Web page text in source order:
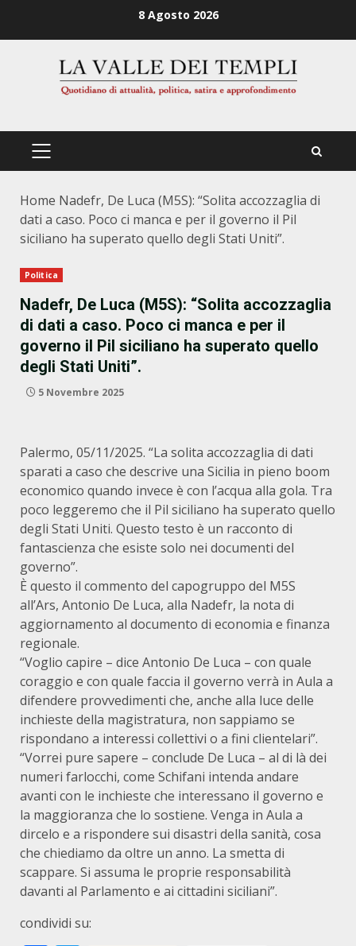
8 Agosto 2026
PRIMÄRES
Home Nadefr, De Luca (M5S): “Solita accozzaglia di
dati a caso. Poco ci manca e per il governo il Pil
siciliano ha superato quello degli Stati Uniti”.
Politica
Nadefr, De Luca (M5S): “Solita accozzaglia
di dati a caso. Poco ci manca e per il
governo il Pil siciliano ha superato quello
degli Stati Uniti”.
5 Novembre 2025
Palermo, 05/11/2025. “La solita accozzaglia di dati
sparati a caso che descrive una Sicilia in pieno boom
economico quando invece è con l’acqua alla gola. Tra
poco leggeremo che il Pil siciliano ha superato quello
degli Stati Uniti. Questo testo è un racconto di
fantascienza che esiste solo nei documenti del
governo”.
È questo il commento del capogruppo del M5S
all’Ars, Antonio De Luca, alla Nadefr, la nota di
aggiornamento al documento di economia e finanza
regionale.
“Voglio capire – dice Antonio De Luca – con quale
coraggio e con quale faccia il governo verrà in Aula a
difendere provvedimenti che, anche alla luce delle
inchieste della magistratura, non sappiamo se
rispondano a interessi collettivi o a fini clientelari”.
“Vorrei pure sapere – conclude De Luca – al di là dei
numeri farlocchi, come Schifani intenda andare
avanti con le inchieste che interessano il governo e
la maggioranza che lo sostiene. Venga in Aula a
dircelo e a rispondere sui disastri della sanità, cosa
che chiediamo da oltre un anno. La smetta di
scappare. Si assuma le proprie responsabilità
davanti al Parlamento e ai cittadini siciliani”.
condividi su: